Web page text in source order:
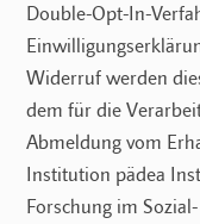
Double-Opt-In-
Widerruf werden
dem für die
Abmeldung vom
Institution pädea
Forschung im